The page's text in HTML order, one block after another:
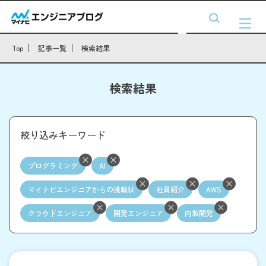
Top 記事一覧 検索結果
検索結果
絞り込みキーワード
プログラミング AI
マイナビエンジニアからの挑戦状 社員紹介 AWS
クラウドエンジニア 開発エンジニア 内製開発